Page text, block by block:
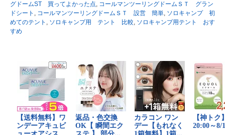
グドームST 買ってよかった点, コールマンツーリングドームＳＴ グラン
ドシート , コールマンツーリングドームＳＴ 設営 簡単, ソロキャンプ 初
めてのテント , ソロキャンプ用 テント 比較, ソロキャンプ用テント おす
すめ